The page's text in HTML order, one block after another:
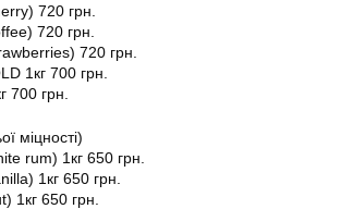
720 грн.
720 грн.
720 грн.
1кг 700 грн.
700 грн.
міцності)
rum) 1кг 650 грн.
1кг 650 грн.
1кг 650 грн.